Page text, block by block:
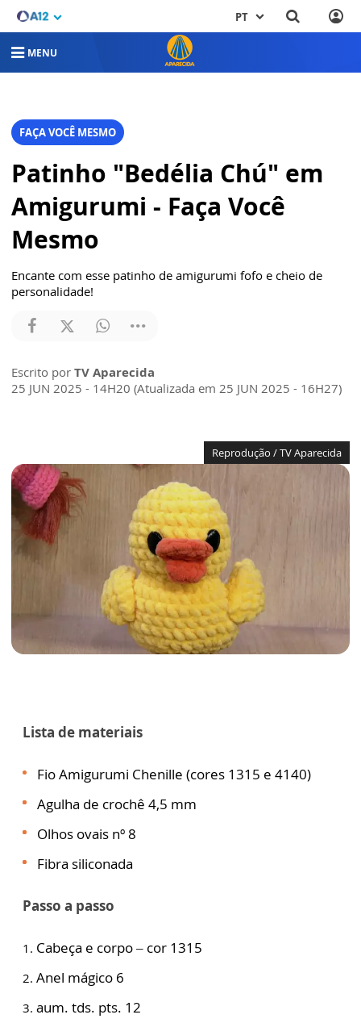
PT
MENU
FAÇA VOCÊ MESMO
Patinho "Bedélia Chú" em
Amigurumi - Faça Você
Mesmo
Encante com esse patinho de amigurumi fofo e cheio de
personalidade!
Escrito por TV Aparecida
25 JUN 2025 - 14H20 (Atualizada em 25 JUN 2025 - 16H27)
Reprodução / TV Aparecida
Lista de materiais
Fio Amigurumi Chenille (cores 1315 e 4140)
Agulha de crochê 4,5 mm
Olhos ovais nº 8
Fibra siliconada
Passo a passo
Cabeça e corpo – cor 1315
Anel mágico 6
aum. tds. pts. 12